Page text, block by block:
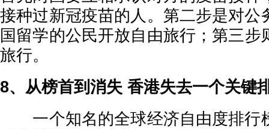
接种过新冠疫苗的人。第二步是对公
国留学的公民开放自由旅行；第三步
旅行。
8、从榜首到消失 香港失去一个关键
一个知名的全球经济自由度排行